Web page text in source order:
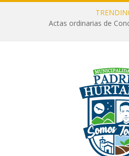
Actas ordinarias de